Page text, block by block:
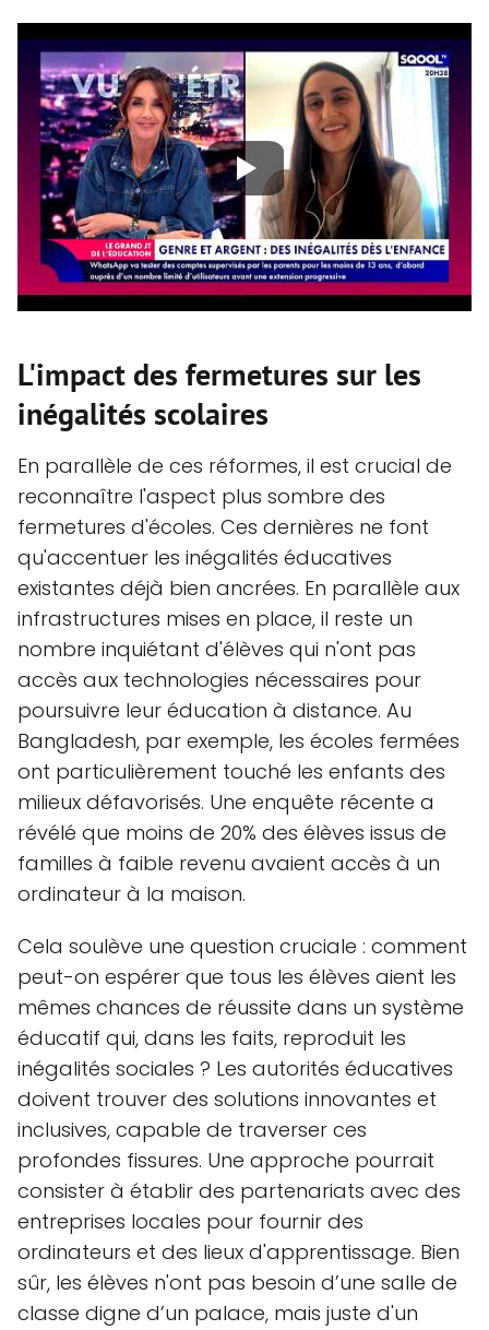
L'impact des fermetures sur les
inégalités scolaires
En parallèle de ces réformes, il est crucial de
reconnaître l'aspect plus sombre des
fermetures d'écoles. Ces dernières ne font
qu'accentuer les inégalités éducatives
existantes déjà bien ancrées. En parallèle aux
infrastructures mises en place, il reste un
nombre inquiétant d'élèves qui n'ont pas
accès aux technologies nécessaires pour
poursuivre leur éducation à distance. Au
Bangladesh, par exemple, les écoles fermées
ont particulièrement touché les enfants des
milieux défavorisés. Une enquête récente a
révélé que moins de 20% des élèves issus de
familles à faible revenu avaient accès à un
ordinateur à la maison.
Cela soulève une question cruciale : comment
peut-on espérer que tous les élèves aient les
mêmes chances de réussite dans un système
éducatif qui, dans les faits, reproduit les
inégalités sociales ? Les autorités éducatives
doivent trouver des solutions innovantes et
inclusives, capable de traverser ces
profondes fissures. Une approche pourrait
consister à établir des partenariats avec des
entreprises locales pour fournir des
ordinateurs et des lieux d'apprentissage. Bien
sûr, les élèves n'ont pas besoin d’une salle de
classe digne d’un palace, mais juste d'un